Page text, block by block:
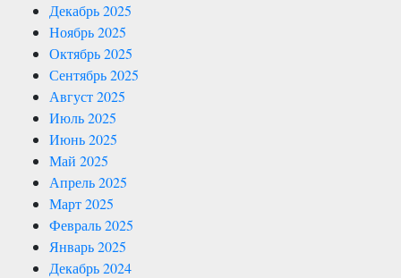
Декабрь 2025
Ноябрь 2025
Октябрь 2025
Сентябрь 2025
Август 2025
Июль 2025
Июнь 2025
Май 2025
Апрель 2025
Март 2025
Февраль 2025
Январь 2025
Декабрь 2024